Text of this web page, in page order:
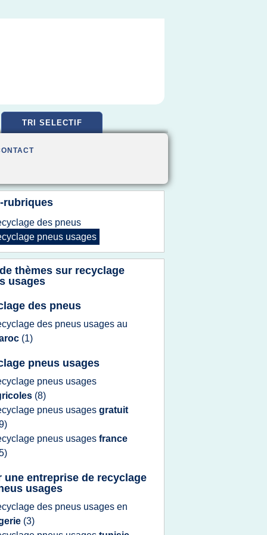
TRI SELECTIF
rubriques
des pneus
pneus usages
thèmes sur recyclage
usages
des pneus
des pneus usages au
(1)
pneus usages
pneus usages
(8)
pneus usages gratuit
pneus usages france
une entreprise de recyclage
usages
des pneus usages en
(3)